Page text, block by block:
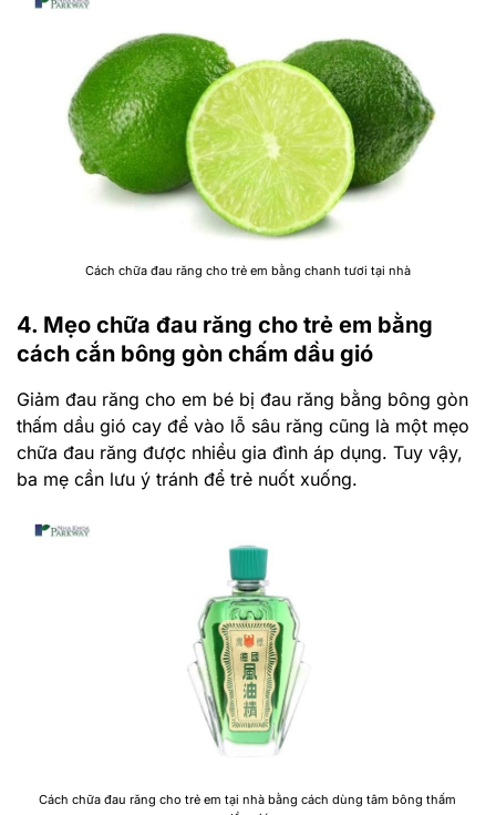
Cách chữa đau răng cho trẻ em bằng chanh tươi tại nhà
4. Mẹo chữa đau răng cho trẻ em bằng
cách cắn bông gòn chấm dầu gió
Giảm đau răng cho em bé bị đau răng bằng bông gòn
thấm dầu gió cay để vào lỗ sâu răng cũng là một mẹo
chữa đau răng được nhiều gia đình áp dụng. Tuy vậy,
ba mẹ cần lưu ý tránh để trẻ nuốt xuống.
Cách chữa đau răng cho trẻ em tại nhà bằng cách dùng tâm bông thấm